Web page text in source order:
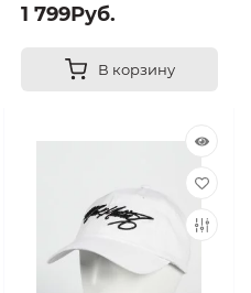
1 799Руб.
В корзину